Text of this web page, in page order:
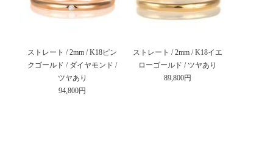
ストレート / 2mm / K18ピン
クゴールド / ダイヤモンド /
ツヤあり
94,800円
ストレート / 2mm / K18イエ
ローゴールド / ツヤあり
89,800円